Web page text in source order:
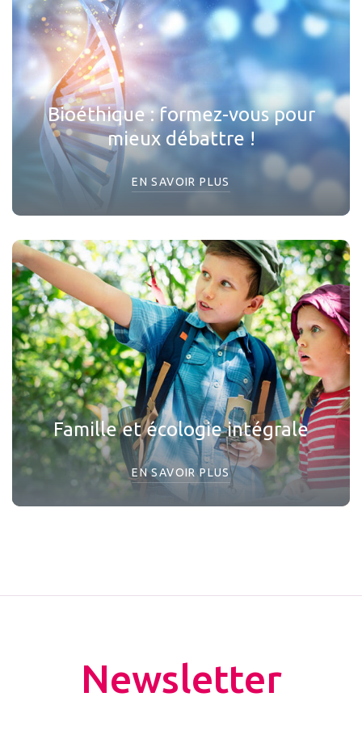
Bioéthique : formez-vous pour
mieux débattre !
EN SAVOIR PLUS
Famille et écologie intégrale
EN SAVOIR PLUS
Newsletter